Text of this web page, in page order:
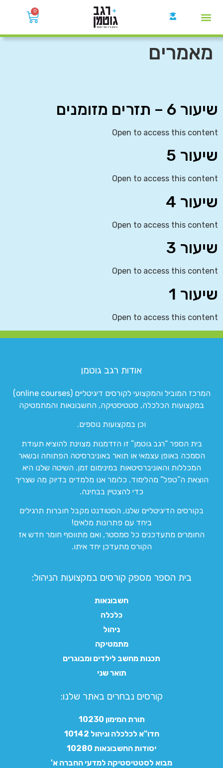
0
מאמרים
שיעור 6 – תזרים מזומנים
Open to access this content
שיעור 5
Open to access this content
שיעור 4
Open to access this content
שיעור 3
Open to access this content
שיעור 1
Open to access this content
אודות רגב גוטמן
המרכז המוביל והמקצועי לקורסים דיגיטליים (online courses)
במקצועות הכלכלה, סטטיסטיקה, החשבונאות והמתמטיקה
וכן במקצועות נוספים.
בית הספר “רגב גוטמן” זו הזדמנות מצוינת להוציא תעודת
הסמכה באופן עצמאי או תואר באוניברסיטה הפתוחה ובשאר
המכללות והאוניברסיטאות במינימום זמן. השיטה שלנו היא
הוצאת ה”טפל” מהלימוד. כלומר אנו מלמדים בדיוק מה שצריך
כדי להצטיין בבחינה.
בקורסים הדיגיטליים שלנו, הסטודנט מקבל חוברות תרגילים
ביחד עם פתרונות מלאים!
החומרים מתעדכנים כל סמסטר, ואם מתווסף חומר חדש אז
הקורס מתעדכן יחד איתו.
בית הספר מספק קורסים במקצועות הניהול:
חשבונאות
כלכלה
ניהול
מתמטיקה
תכנות מחשב לילדים ומבוגרים
תואר שני
קורסים נבחרים באתר שלנו:​
תורת המימון 10230
חדו"א לכלכלה וניהול 10142
יסודות החשבונאות 10280
מבוא לסטטיסטיקה למדעי החברה א'